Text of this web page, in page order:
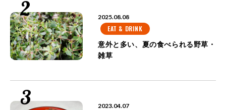
2025.08.08
EAT & DRINK
意外と多い、夏の食べられる野草・
雑草
2023.04.07